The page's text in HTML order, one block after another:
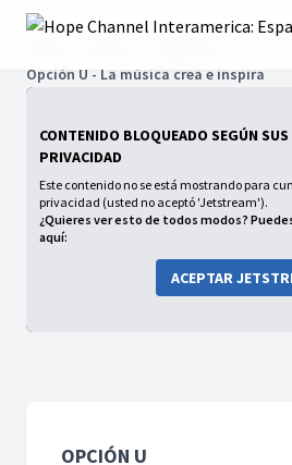
Opción U - La música crea e inspira
CONTENIDO BLOQUEADO SEGÚN
PRIVACIDAD
Este contenido no se está mostrando para
privacidad (usted no aceptó 'Jetstream').
¿Quieres ver esto de todos modos?
aquí:
ACEPTAR
OPCIÓN U